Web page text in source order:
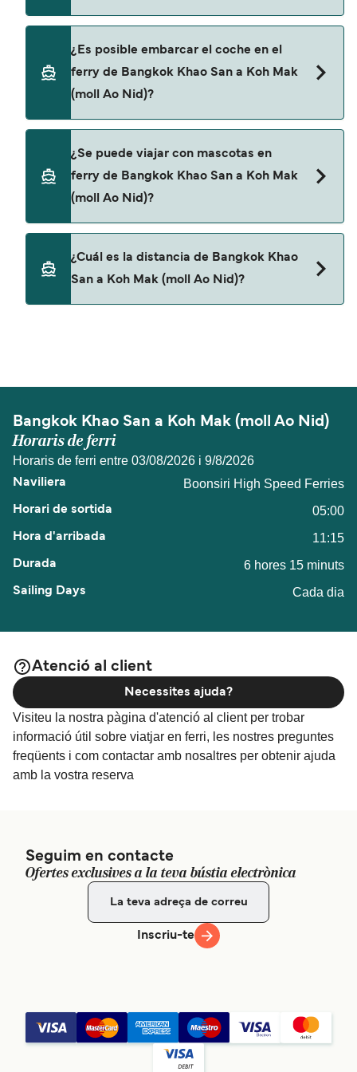
descrubrir las últimas promociones y descuentos
Boonsiri High Speed Ferries
¿Es posible embarcar el coche en el
ferry de Bangkok Khao San a Koh Mak
(moll Ao Nid)?
¿Se puede viajar con mascotas en
ferry de Bangkok Khao San a Koh Mak
(moll Ao Nid)?
¿Cuál es la distancia de Bangkok Khao
San a Koh Mak (moll Ao Nid)?
Bangkok Khao San a Koh Mak (moll Ao Nid)
Horaris de ferri
Horaris de ferri entre 03/08/2026 i 9/8/2026
Boonsiri High Speed Ferries
05:00
11:15
6 hores 15 minuts
Cada dia
Atenció al client
Visiteu la nostra pàgina d'atenció al client per trobar
informació útil sobre viatjar en ferri, les nostres preguntes
freqüents i com contactar amb nosaltres per obtenir ajuda
amb la vostra reserva
Necessites ajuda?
Seguim en contacte
Ofertes exclusives a la teva bústia electrònica
Inscriu-te